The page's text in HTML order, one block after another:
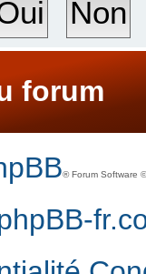
forum
® Forum Software